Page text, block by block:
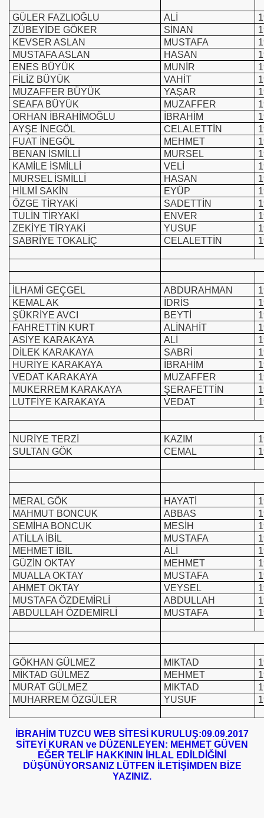
GÜLER FAZLIOĞLU ALİ
ZÜBEYİDE GÖKER
SİNAN
KEVSER ASLAN
MUSTAFA
MUSTAFA ASLAN
HASAN
ENES BÜYÜK
MUNİR
FİLİZ BÜYÜK
VAHİT
MUZAFFER BÜYÜK
YAŞAR
SEAFA BÜYÜK
MUZAFFER
ORHAN İBRAHİMOĞLU
İBRAHİM
AYŞE İNEGÖL
CELALETTİN
FUAT İNEGÖL
MEHMET
BENAN İSMİLLİ
MURSEL
KAMİLE İSMİLLİ
VELİ
MURSEL İSMİLLİ
HASAN
HİLMİ SAKİN
EYÜP
ÖZGE TİRYAKİ
SADETTİN
TULİN TİRYAKİ
ENVER
ZEKİYE TİRYAKİ
YUSUF
SABRİYE TOKALİÇ
CELALETTİN
İLHAMİ GEÇGEL ABDURAHMAN
KEMAL AK
İDRİS
ŞÜKRİYE AVCI
BEYTİ
FAHRETTİN KURT
ALİNAHİT
ASİYE KARAKAYA
ALİ
DİLEK KARAKAYA
SABRİ
HURİYE KARAKAYA
İBRAHİM
VEDAT KARAKAYA
MUZAFFER
MUKERREM KARAKAYA
ŞERAFETTİN
LUTFİYE KARAKAYA
VEDAT
NURİYE TERZİ KAZIM
SULTAN GÖK
CEMAL
MERAL GÖK HAYATİ
MAHMUT BONCUK
ABBAS
SEMİHA BONCUK
MESİH
ATİLLA İBİL
MUSTAFA
MEHMET İBİL
ALİ
GÜZİN OKTAY
MEHMET
MUALLA OKTAY
MUSTAFA
AHMET OKTAY
VEYSEL
MUSTAFA ÖZDEMİRLİ
ABDULLAH
ABDULLAH ÖZDEMİRLİ
MUSTAFA
GÖKHAN GÜLMEZ MIKTAD
MİKTAD GÜLMEZ
MEHMET
MURAT GÜLMEZ
MIKTAD
MUHARREM ÖZGÜLER
YUSUF
İBRAHİM TUZCU WEB SİTESİ KURULUŞ:09.09.2017
SİTEYİ KURAN ve DÜZENLEYEN: MEHMET GÜVEN
EĞER TELİF HAKKININ İHLAL EDİLDİĞİNİ
DÜŞÜNÜYORSANIZ LÜTFEN İLETİŞİMDEN BİZE
YAZINIZ.